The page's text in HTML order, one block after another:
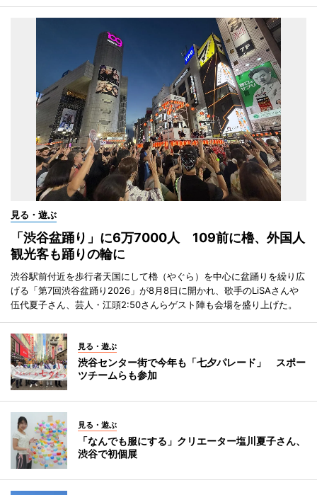
見る・遊ぶ
「渋谷盆踊り」に6万7000人 109前に櫓、外国人
観光客も踊りの輪に
渋谷駅前付近を歩行者天国にして櫓（やぐら）を中心に盆踊りを繰り広
げる「第7回渋谷盆踊り2026」が8月8日に開かれ、歌手のLiSAさんや
伍代夏子さん、芸人・江頭2:50さんらゲスト陣も会場を盛り上げた。
見る・遊ぶ
渋谷センター街で今年も「七夕パレード」 スポー
ツチームらも参加
見る・遊ぶ
「なんでも服にする」クリエーター塩川夏子さん、
渋谷で初個展